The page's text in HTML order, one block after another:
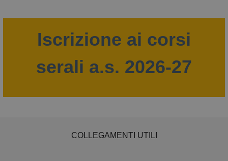
Iscrizione ai corsi
serali a.s. 2026-27
COLLEGAMENTI UTILI